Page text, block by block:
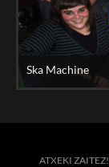
Ska Machine
ATXEKI ZAITEZ!